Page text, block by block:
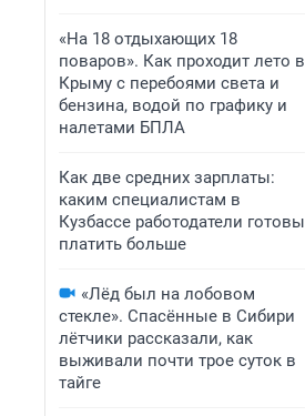
«На 18 отдыхающих 18
поваров». Как проходит лето в
Крыму с перебоями света и
бензина, водой по графику и
налетами БПЛА
Как две средних зарплаты:
каким специалистам в
Кузбассе работодатели готовы
платить больше
«Лёд был на лобовом
стекле». Спасённые в Сибири
лётчики рассказали, как
выживали почти трое суток в
тайге